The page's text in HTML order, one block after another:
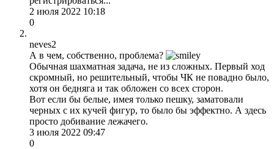
2 июля 2022 10:18
0
neves2
А в чем, собственно, проблема?
Обычная шахматная задача, не из сложных. Первый ход
скромный, но решительный, чтобы ЧК не повадно было,
хотя он бедняга и так обложен со всех сторон.
Вот если бы белые, имея только пешку, заматовали
черных с их кучей фигур, то было бы эффектно. А здесь
просто добивание лежачего.
3 июля 2022 09:47
0